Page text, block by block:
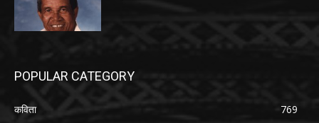
POPULAR CATEGORY
कविता
769